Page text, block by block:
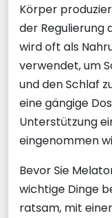
Körper
der Regulierung
wird oft als
verwendet, um
und den Schlaf
eine gängige
Unterstützung
eingenommen
Bevor Sie
wichtige Dinge
ratsam, mit